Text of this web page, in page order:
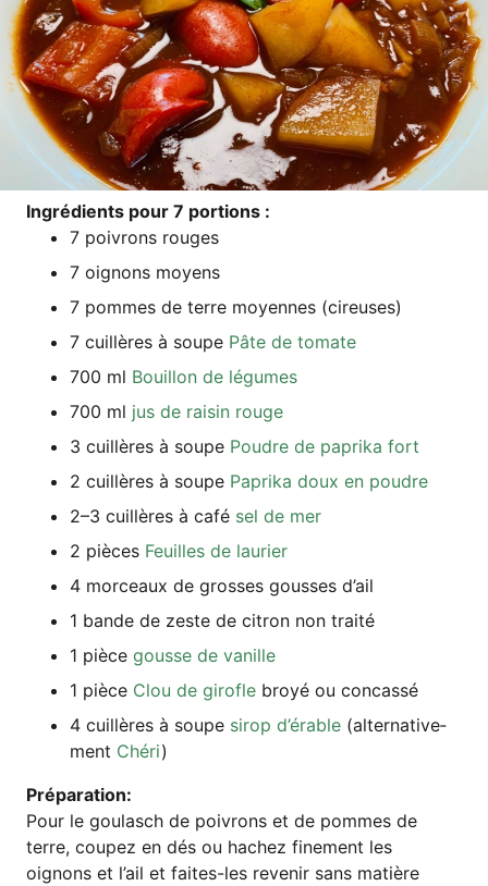
Ing­ré­di­ents pour 7 portions :
7 poi­v­rons rouges
7 oignons moyens
7 pom­mes de terre moy­ennes (cireu­ses)
7 cuil­lè­res à sou­pe Pâte de tomate
700 ml Bouil­lon de légumes
700 ml jus de rai­sin rouge
3 cuil­lè­res à sou­pe Poud­re de papri­ka fort
2 cuil­lè­res à sou­pe Papri­ka doux en poudre
2–3 cuil­lè­res à café sel de mer
2 piè­ces Feuilles de laurier
4 morceaux de gros­ses gous­ses d’ail
1 ban­de de zes­te de citron non traité
1 piè­ce gous­se de vanille
1 piè­ce Clou de girof­le broyé ou concassé
4 cuil­lè­res à sou­pe sirop d’é­ra­ble (alter­na­ti­ve­
ment Ché­ri)
Pré­pa­ra­ti­on:
Pour le gou­lasch de poi­v­rons et de pom­mes de
terre, cou­pez en dés ou hachez fine­ment les
oignons et l’ail et fai­tes-les reve­nir sans matiè­re